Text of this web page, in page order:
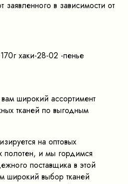
заявленного в зависимости от
хаки-28-02 -пенье
широкий ассортимент
тканей по выгодным
на оптовых
полотен, и мы гордимся
поставщика в этой
широкий выбор тканей